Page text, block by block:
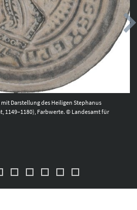
Darstellung des Heiligen Stephanus
1149–1180), Farbwerte. © Landesamt für